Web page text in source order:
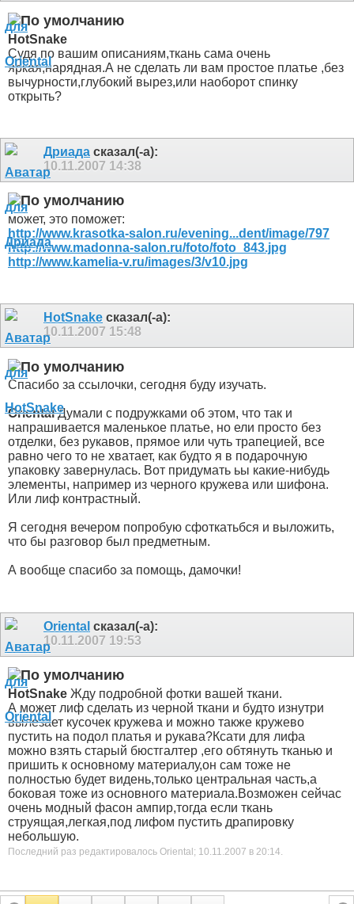
HotSnake
Судя по вашим описаниям,ткань сама очень
яркая,нарядная.А не сделать ли вам простое платье ,без
вычурности,глубокий вырез,или наоборот спинку
открыть?
Дриада сказал(-а):
10.11.2007 14:38
может, это поможет:
http://www.krasotka-salon.ru/evening...dent/image/797
http://www.madonna-salon.ru/foto/foto_843.jpg
http://www.kamelia-v.ru/images/3/v10.jpg
HotSnake сказал(-а):
10.11.2007 15:48
Спасибо за ссылочки, сегодня буду изучать.
OrientalДумали с подружками об этом, что так и
напрашивается маленькое платье, но ели просто без
отделки, без рукавов, прямое или чуть трапецией, все
равно чего то не хватает, как будто я в подарочную
упаковку завернулась. Вот придумать ьы какие-нибудь
элементы, например из черного кружева или шифона.
Или лиф контрастный.
Я сегодня вечером попробую сфоткатьбся и выложить,
что бы разговор был предметным.
А вообще спасибо за помощь, дамочки!
Oriental сказал(-а):
10.11.2007 19:53
HotSnake Жду подробной фотки вашей ткани.
А может лиф сделать из черной ткани и будто изнутри
вылезает кусочек кружева и можно также кружево
пустить на подол платья и рукава?Ксати для лифа
можно взять старый бюстгалтер ,его обтянуть тканью и
пришить к основному материалу,он сам тоже не
полностью будет видень,только центральная часть,а
боковая тоже из основного материала.Возможен сейчас
очень модный фасон ампир,тогда если ткань
струящая,легкая,под лифом пустить драпировку
небольшую.
Последний раз редактировалось Oriental; 10.11.2007 в 20:14.